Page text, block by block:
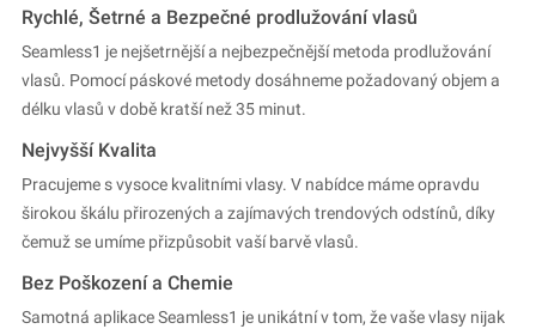
Rychlé, Šetrné a Bezpečné prodlužování vlasů
Seamless1 je nejšetrnější a nejbezpečnější metoda prodlužování
vlasů. Pomocí páskové metody dosáhneme požadovaný objem a
délku vlasů v době kratší než 35 minut.
Nejvyšší Kvalita
Pracujeme s vysoce kvalitními vlasy. V nabídce máme opravdu
širokou škálu přirozených a zajímavých trendových odstínů, díky
čemuž se umíme přizpůsobit vaší barvě vlasů.
Bez Poškození a Chemie
Samotná aplikace Seamless1 je unikátní v tom, že vaše vlasy nijak